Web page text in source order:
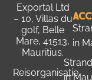
Exportal Ltd
– 10, Villas du
golf, Belle
Mare, 41513,
Mauritius.
Reisorganisatie
in
in